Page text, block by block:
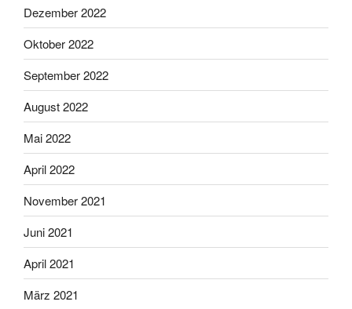
Dezember 2022
Oktober 2022
September 2022
August 2022
Mai 2022
April 2022
November 2021
Juni 2021
April 2021
März 2021